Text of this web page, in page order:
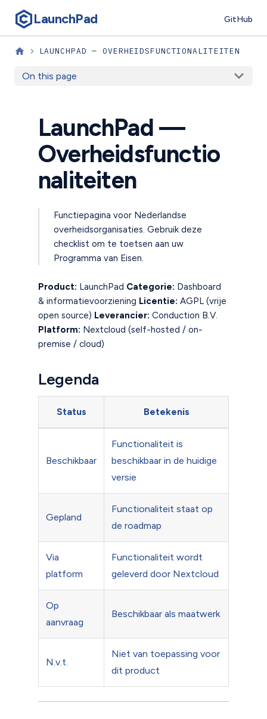
LaunchPad GitHub
LAUNCHPAD — OVERHEIDSFUNCTIONALITEITEN
On this page
LaunchPad —
Overheidsfunctio
naliteiten
Functiepagina voor Nederlandse
overheidsorganisaties. Gebruik deze
checklist om te toetsen aan uw
Programma van Eisen.
Product: LaunchPad Categorie: Dashboard
& informatievoorziening Licentie: AGPL (vrije
open source) Leverancier: Conduction B.V.
Platform: Nextcloud (self-hosted / on-
premise / cloud)
Legenda
Status Betekenis
Beschikbaar
Functionaliteit is
beschikbaar in de huidige
versie
Gepland
Functionaliteit staat op
de roadmap
Via
platform
Functionaliteit wordt
geleverd door Nextcloud
Op
aanvraag
Beschikbaar als maatwerk
N.v.t.
Niet van toepassing voor
dit product